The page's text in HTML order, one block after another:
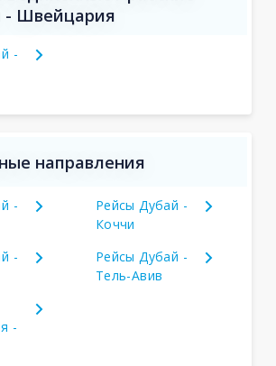
- Швейцария
-
направления
-
Рейсы Дубай -
Коччи
-
Рейсы Дубай -
Тель-Авив
-